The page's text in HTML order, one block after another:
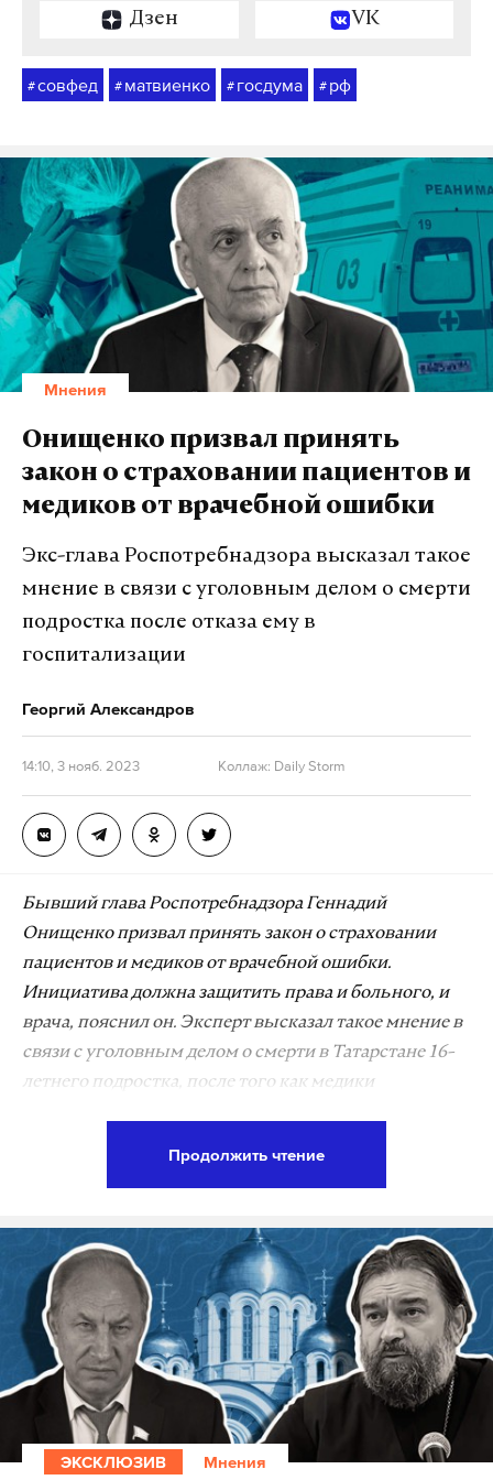
Дзен VK
#совфед # матвиенко # госдума # рф
Мнения
Онищенко призвал принять
закон о страховании пациентов и
медиков от врачебной ошибки
Экс-глава Роспотребнадзора высказал такое
мнение в связи с уголовным делом о смерти
подростка после отказа ему в
госпитализации
Георгий Александров
14:10, 3 нояб. 2023 Коллаж: Daily Storm
Бывший глава Роспотребнадзора Геннадий
Онищенко призвал принять закон о страховании
пациентов и медиков от врачебной ошибки.
Инициатива должна защитить права и больного, и
врача, пояснил он. Эксперт высказал такое мнение в
связи с уголовным делом о смерти в Татарстане 16-
летнего подростка, после того как медики
родным ребенка: «В данном случае трагедия,
конечно! Искренние соболезнования родителям
этого ребенка и всем близким!»
«Нужно принимать закон о защите пациентов от
медицинских, врачебных ошибок. <...> В этом
законе должны быть защищены и расписаны
права пациента или близких родственников
пациента, если такой трагедией закончилось, как
Продолжить чтение
ЭКСКЛЮЗИВ Мнения